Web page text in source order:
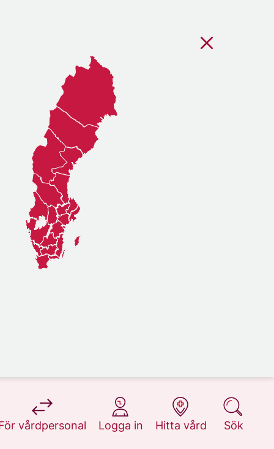
vårdpersonal
på 1177.se
Logga in
på 1177.se
Hitta vård
på 1177.se
Sök
på 1177.se